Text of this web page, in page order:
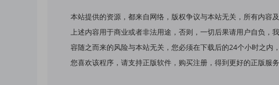
本站提供的资源，都来自网络，版权争议与本站无关，所有内容
上述内容用于商业或者非法用途，否则，一切后果请用户自负，
容随之而来的风险与本站无关，您必须在下载后的24个小时之内
您喜欢该程序，请支持正版软件，购买注册，得到更好的正版